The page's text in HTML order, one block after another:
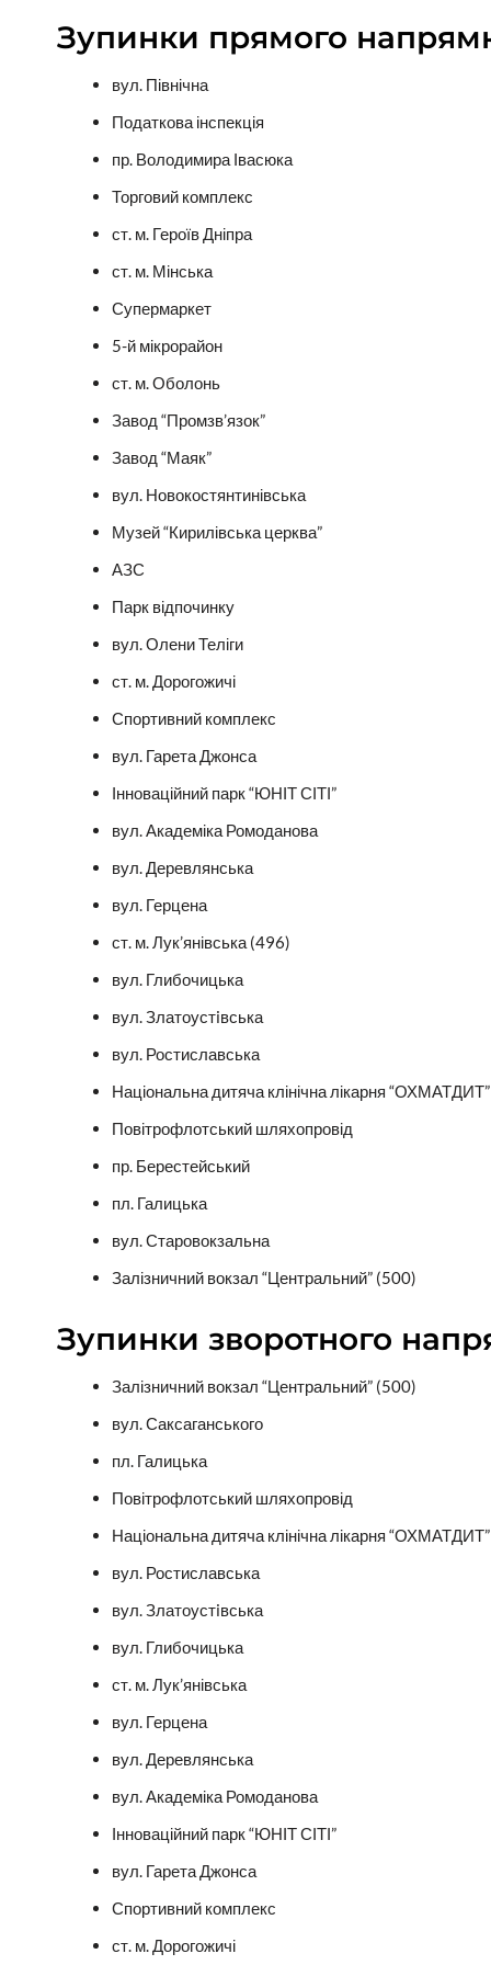
Зупинки прямого
вул. Північна
Податкова інспекція
пр. Володимира Івасюка
Торговий комплекс
ст. м. Героїв Дніпра
ст. м. Мінська
Супермаркет
5-й мікрорайон
ст. м. Оболонь
Завод “Промзв’язок”
Завод “Маяк”
вул. Новокостянтинівська
Музей “Кирилівська церква”
АЗС
Парк відпочинку
вул. Олени Теліги
ст. м. Дорогожичі
Спортивний комплекс
вул. Гарета Джонса
Інноваційний парк “ЮНІТ СІТІ”
вул. Академіка Ромоданова
вул. Деревлянська
вул. Герцена
ст. м. Лук’янівська (496)
вул. Глибочицька
вул. Златоустiвська
вул. Ростиславська
Національна дитяча клінічна лікарня “ОХМАТДИТ”
Повітрофлотський шляхопровід
пр. Берестейський
пл. Галицька
вул. Старовокзальна
Залізничний вокзал “Центральний” (500)
Зупинки зворотного
Залізничний вокзал “Центральний” (500)
вул. Саксаганського
пл. Галицька
Повітрофлотський шляхопровід
Національна дитяча клінічна лікарня “ОХМАТДИТ”
вул. Ростиславська
вул. Златоустiвська
вул. Глибочицька
ст. м. Лук’янівська
вул. Герцена
вул. Деревлянська
вул. Академіка Ромоданова
Інноваційний парк “ЮНІТ СІТІ”
вул. Гарета Джонса
Спортивний комплекс
ст. м. Дорогожичі